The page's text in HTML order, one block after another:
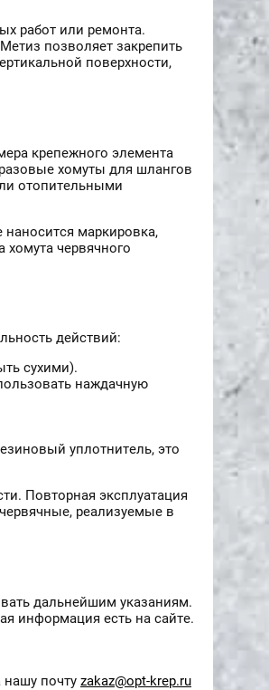
работ или ремонта.
позволяет закрепить
поверхности,
крепежного элемента
хомуты для шлангов
отопительными
маркировка,
червячного
действий:
сухими).
наждачную
уплотнитель, это
Повторная эксплуатация
реализуемые в
дальнейшим указаниям.
информация есть на сайте.
почту zakaz@opt-krep.ru